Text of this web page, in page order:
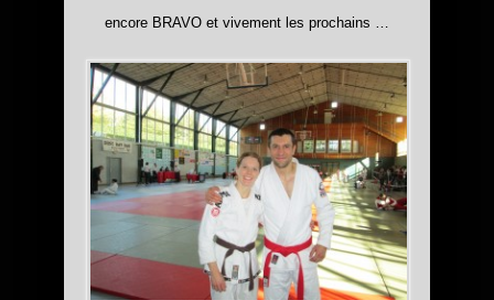
encore BRAVO et vivement les prochains …